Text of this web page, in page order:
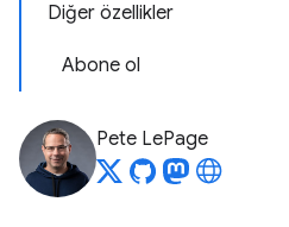
Diğer özellikler
Abone ol
Pete LePage